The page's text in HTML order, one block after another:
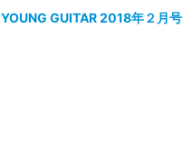
YOUNG GUITAR 2018年２月号